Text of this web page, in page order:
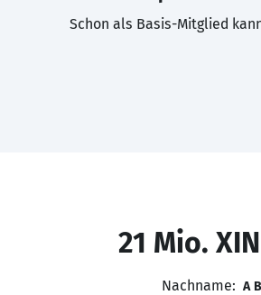
Schon als Basis-Mitglied
21 Mio.
Nachname: A B